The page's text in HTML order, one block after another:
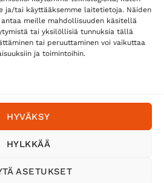
ja/tai käyttääksemme laitetietoja. Näiden
meille mahdollisuuden käsitellä
tai yksilöllisiä tunnuksia tällä
tai peruuttaminen voi vaikuttaa
ja toimintoihin.
HYVÄKSY
HYLKKÄÄ
ASETUKSET
erikoisalennuksia